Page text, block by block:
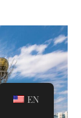
EN